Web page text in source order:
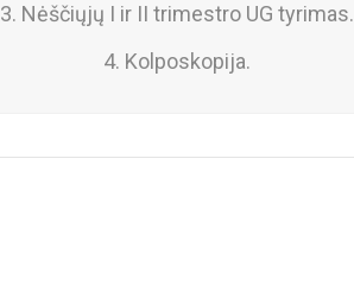
3. Nėščiųjų I ir II trimestro UG tyrimas.
4. Kolposkopija.